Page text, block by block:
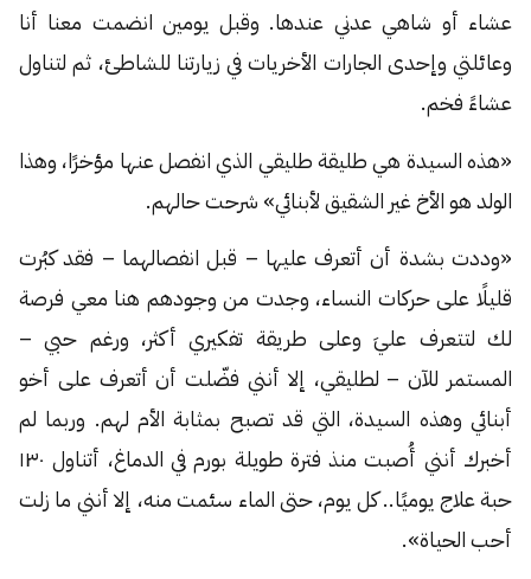
عشاء أو شاهي عدني عندها. وقبل يومين انضمت معنا أنا
وعائلتي وإحدى الجارات الأخريات في زيارتنا للشاطئ، ثم لتناول
عشاءً فخم.
«هذه السيدة هي طليقة طليقي الذي انفصل عنها مؤخرًا، وهذا
الولد هو الأخ غير الشقيق لأبنائي» شرحت حالهم.
«وددت بشدة أن أتعرف عليها – قبل انفصالهما – فقد كبُرت
قليلًا على حركات النساء، وجدت من وجودهم هنا معي فرصة
لك لتتعرف عليَ وعلى طريقة تفكيري أكثر، ورغم حبي –
المستمر للآن – لطليقي، إلا أنني فضّلت أن أتعرف على أخو
أبنائي وهذه السيدة، التي قد تصبح بمثابة الأم لهم. وربما لم
أخبرك أنني أُصبت منذ فترة طويلة بورم في الدماغ، أتناول ١٣٠
حبة علاج يوميًا.. كل يوم، حتى الماء سئمت منه، إلا أنني ما زلت
أحب الحياة».